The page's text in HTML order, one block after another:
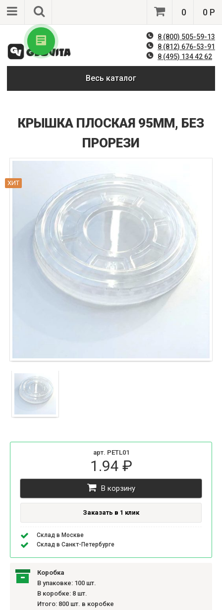
0 0 Р
8 (800) 505-59-13
8 (812) 676-53-91
8 (495) 134 42 62
Весь каталог
КРЫШКА ПЛОСКАЯ 95ММ, БЕЗ
ПРОРЕЗИ
ХИТ
арт. PETL01
1.94 ₽
В корзину
Заказать в 1 клик
Склад в Москве
Склад в Санкт-Петербурге
Коробка
В упаковке: 100 шт.
В коробке: 8 шт.
Итого: 800 шт. в коробке